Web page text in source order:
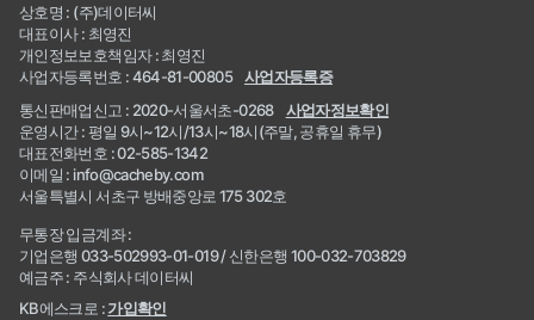
상호명 : (주)데이터씨
대표이사 : 최영진
개인정보보호책임자 : 최영진
사업자등록번호 : 464-81-00805
사업자등록증
통신판매업신고 : 2020-서울서초-0268
사업자정보확인
운영시간 : 평일 9시~12시/13시~18시(주말, 공휴일 휴무)
대표전화번호 : 02-585-1342
이메일 : info@cacheby.com
서울특별시 서초구 방배중앙로 175 302호
무통장 입금계좌 :
기업은행 033-502993-01-019 / 신한은행 100-032-703829
예금주 : 주식회사 데이터씨
KB에스크로 :가입확인